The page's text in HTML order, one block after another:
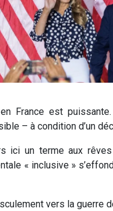
France est
– à condition d’un
ici un terme aux
« inclusive »
vers la guerre